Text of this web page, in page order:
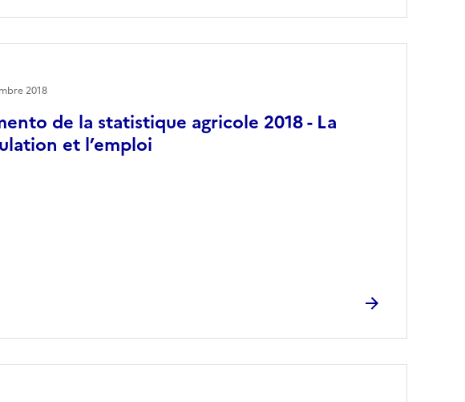
de la statistique agricole 2018 - La
et l’emploi
2018